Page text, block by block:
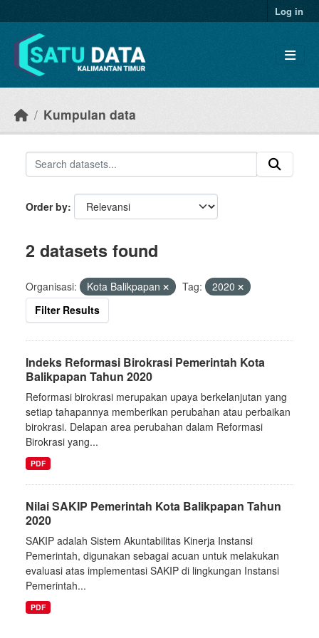
Log in
Kumpulan data
Order by
2 datasets found
Organisasi: Kota Balikpapan Tag:
2020
Filter Results
Indeks Reformasi Birokrasi Pemerintah Kota
Balikpapan Tahun 2020
Reformasi birokrasi merupakan upaya berkelanjutan yang
setiap tahapannya memberikan perubahan atau perbaikan
birokrasi. Delapan area perubahan dalam Reformasi
Birokrasi yang...
PDF
Nilai SAKIP Pemerintah Kota Balikpapan Tahun
2020
SAKIP adalah Sistem Akuntabilitas Kinerja Instansi
Pemerintah, digunakan sebagai acuan untuk melakukan
evaluasi atas implementasi SAKIP di lingkungan Instansi
Pemerintah...
PDF